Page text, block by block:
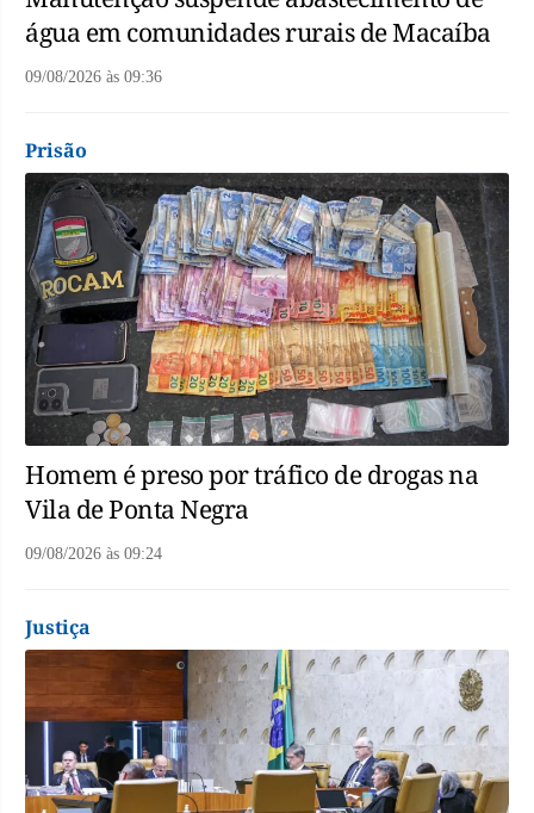
água em comunidades rurais de Macaíba
09/08/2026 às 09:36
Prisão
Homem é preso por tráfico de drogas na
Vila de Ponta Negra
09/08/2026 às 09:24
Justiça